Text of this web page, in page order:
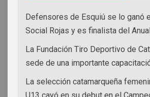
Defensores de Esquiú se lo ganó
Social Rojas y es finalista del
La Fundación Tiro Deportivo de
sede de una importante
La selección catamarqueña